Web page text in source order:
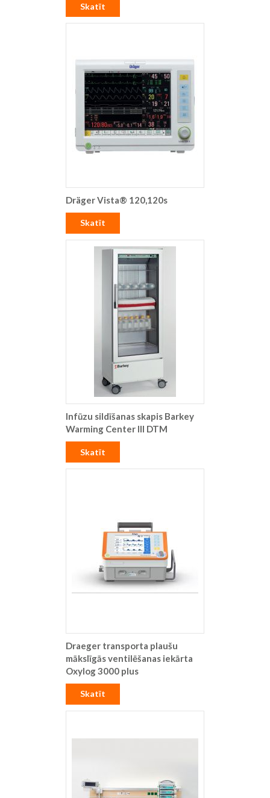
Skatīt
Dräger Vista® 120,120s
Skatīt
Infūzu sildīšanas skapis Barkey
Warming Center III DTM
Skatīt
Draeger transporta plaušu
mākslīgās ventilēšanas iekārta
Oxylog 3000 plus
Skatīt